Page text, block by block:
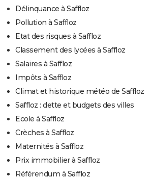
Délinquance à Saffloz
Pollution à Saffloz
Etat des risques à Saffloz
Classement des lycées à Saffloz
Salaires à Saffloz
Impôts à Saffloz
Climat et historique météo de Saffloz
Saffloz : dette et budgets des villes
Ecole à Saffloz
Crèches à Saffloz
Maternités à Saffloz
Prix immobilier à Saffloz
Référendum à Saffloz